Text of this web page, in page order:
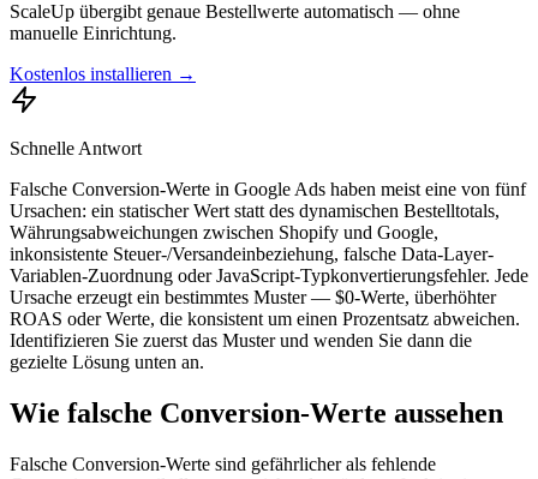
ScaleUp übergibt genaue Bestellwerte automatisch — ohne
manuelle Einrichtung.
Kostenlos installieren →
Schnelle Antwort
Falsche Conversion-Werte in Google Ads haben meist eine von fünf
Ursachen: ein statischer Wert statt des dynamischen Bestelltotals,
Währungsabweichungen zwischen Shopify und Google,
inkonsistente Steuer-/Versandeinbeziehung, falsche Data-Layer-
Variablen-Zuordnung oder JavaScript-Typkonvertierungsfehler. Jede
Ursache erzeugt ein bestimmtes Muster — $0-Werte, überhöhter
ROAS oder Werte, die konsistent um einen Prozentsatz abweichen.
Identifizieren Sie zuerst das Muster und wenden Sie dann die
gezielte Lösung unten an.
Wie falsche Conversion-Werte aussehen
Falsche Conversion-Werte sind gefährlicher als fehlende